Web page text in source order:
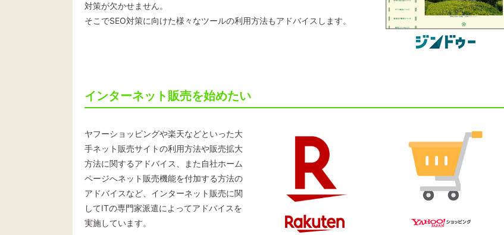
対策が欠かせません。
そこでSEO対策に向けた様々なツールの利用方法もアドバイスします。
インターネット販売を始めたい
ヤフーショッピングや楽天などといった大
手ネット販売サイトの利用方法や販売拡大
方法に関するアドバイス、また自社ホーム
ページへネット販売機能を付加する方法の
アドバイスなど、インターネット販売に関
してITの専門家派遣によってアドバイスを
実施しています。